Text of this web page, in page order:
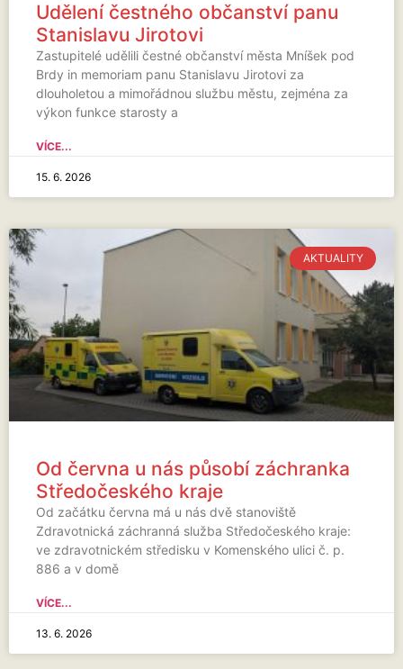
Udělení čestného občanství panu
Stanislavu Jirotovi
Zastupitelé udělili čestné občanství města Mníšek pod
Brdy in memoriam panu Stanislavu Jirotovi za
dlouholetou a mimořádnou službu městu, zejména za
výkon funkce starosty a
VÍCE...
15. 6. 2026
AKTUALITY
Od června u nás působí záchranka
Středočeského kraje
Od začátku června má u nás dvě stanoviště
Zdravotnická záchranná služba Středočeského kraje:
ve zdravotnickém středisku v Komenského ulici č. p.
886 a v domě
VÍCE...
13. 6. 2026